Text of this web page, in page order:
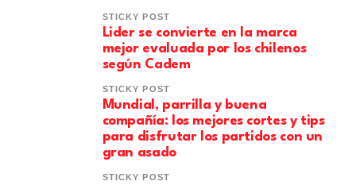
STICKY POST
Lider se convierte en la marca
mejor evaluada por los chilenos
según Cadem
STICKY POST
Mundial, parrilla y buena
compañía: los mejores cortes y tips
para disfrutar los partidos con un
gran asado
STICKY POST